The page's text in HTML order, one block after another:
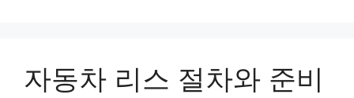
자동차 리스 절차와 준비